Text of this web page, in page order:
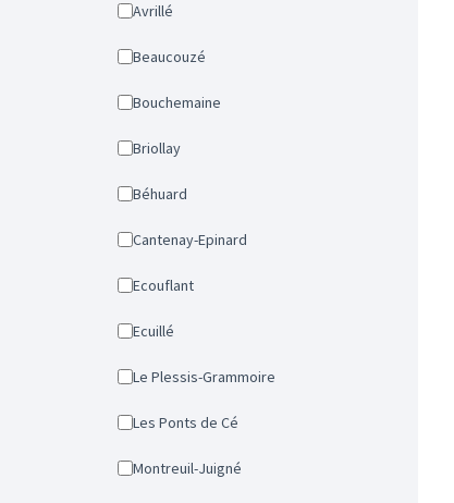
Avrillé
Beaucouzé
Bouchemaine
Briollay
Béhuard
Cantenay-Epinard
Ecouflant
Ecuillé
Le Plessis-Grammoire
Les Ponts de Cé
Montreuil-Juigné